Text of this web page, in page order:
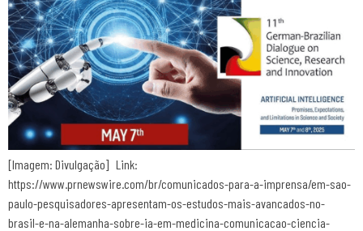
[Imagem: Divulgação] Link:
https://www.prnewswire.com/br/comunicados-para-a-imprensa/em-sao-
paulo-pesquisadores-apresentam-os-estudos-mais-avancados-no-
brasil-e-na-alemanha-sobre-ia-em-medicina-comunicacao-ciencia-